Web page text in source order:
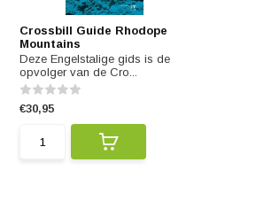
Crossbill Guide Rhodope
Mountains
Deze Engelstalige gids is de
opvolger van de Cro...
€30,95